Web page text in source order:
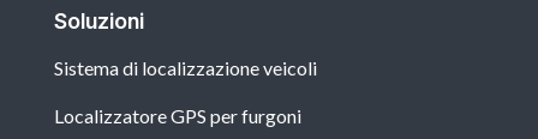
Soluzioni
Sistema di localizzazione veicoli
Localizzatore GPS per furgoni